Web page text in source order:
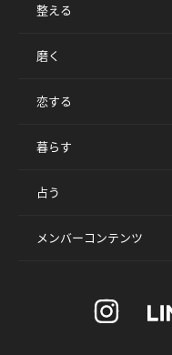
整える
磨く
恋する
暮らす
占う
メンバーコンテンツ